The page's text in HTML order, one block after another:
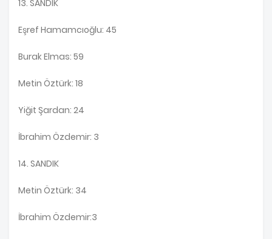
13. SANDIK
Eşref Hamamcıoğlu: 45
Burak Elmas: 59
Metin Öztürk: 18
Yiğit Şardan: 24
İbrahim Özdemir: 3
14. SANDIK
Metin Öztürk: 34
İbrahim Özdemir:3